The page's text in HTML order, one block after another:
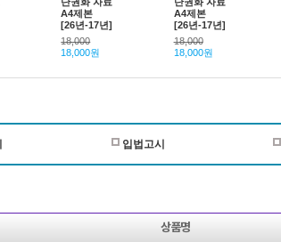
A4제본
[26년-17년]
18,000
18,000원
A4제본
[26년-17년]
18,000
18,000원
입법고시
상품명